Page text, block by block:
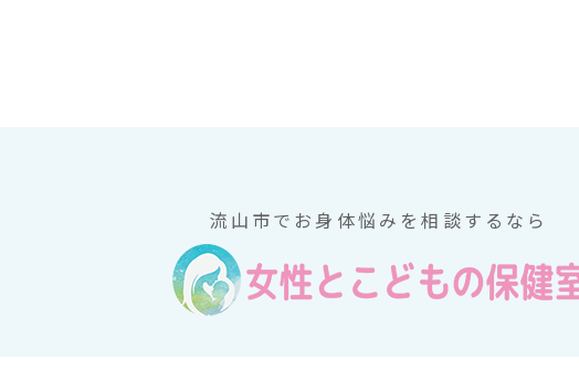
流山市でお身体悩みを相談するなら